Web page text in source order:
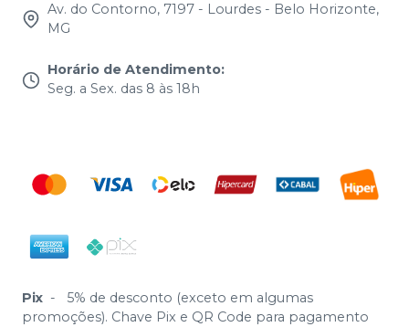
Av. do Contorno, 7197 - Lourdes - Belo Horizonte,
MG
Horário de Atendimento:
Seg. a Sex. das 8 às 18h
Pix -
5% de desconto (exceto em algumas
promoções). Chave Pix e QR Code para pagamento